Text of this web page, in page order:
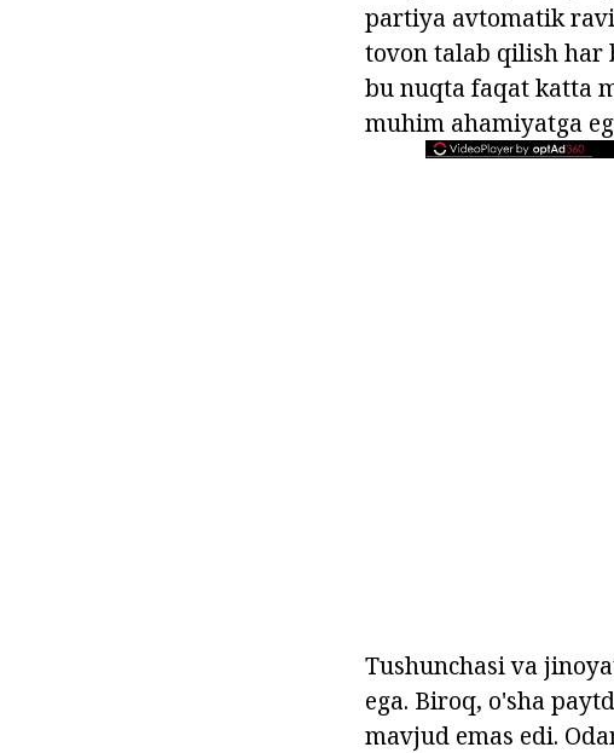
partiya avtomatik
tovon talab qilish har
bu nuqta faqat katta
muhim ahamiyatga
Tushunchasi va
ega. Biroq, o'sha
mavjud emas edi.